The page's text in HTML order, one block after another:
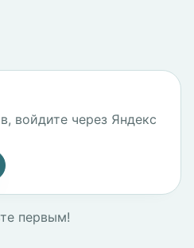
войдите через Яндекс
первым!